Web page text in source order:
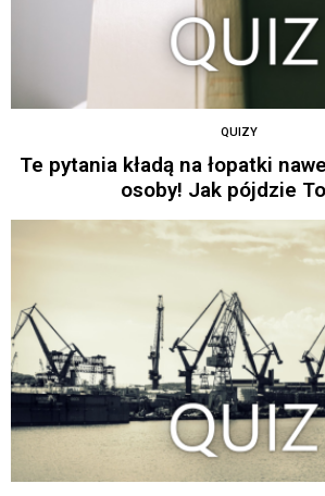
QUIZY
Te pytania kładą na łopatki
osoby! Jak pójdzie